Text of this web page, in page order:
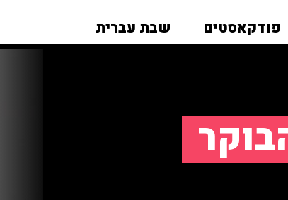
פודקאסטים שבת עברית